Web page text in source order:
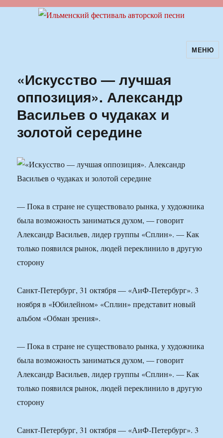
Ильменский фестиваль авторскойМЕНЮ
«Искусство — лучшая
оппозиция». Александр
Васильев о чудаках и
золотой середине
— Пока в стране не существовало рынка, у художника
была возможность заниматься духом, — говорит
Александр Васильев, лидер группы «Сплин». — Как
только появился рынок, людей переклинило в другую
сторону
Санкт-Петербург, 31 октября — «АиФ-Петербург». 3
ноября в «Юбилейном» «Сплин» представит новый
альбом «Обман зрения».
— Пока в стране не существовало рынка, у художника
была возможность заниматься духом, — говорит
Александр Васильев, лидер группы «Сплин». — Как
только появился рынок, людей переклинило в другую
сторону
Санкт-Петербург, 31 октября — «АиФ-Петербург». 3